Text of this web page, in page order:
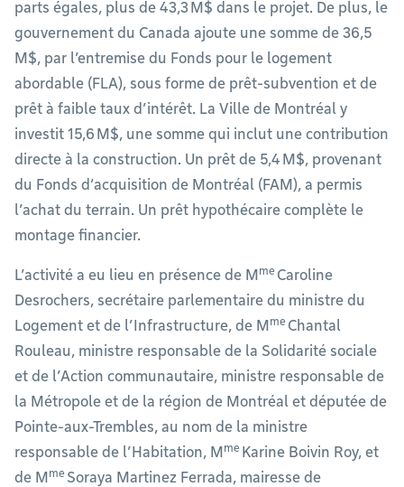
parts égales, plus de 43,3 M$ dans le projet. De plus, le
gouvernement du Canada ajoute une somme de 36,5
M$, par l’entremise du Fonds pour le logement
abordable (FLA), sous forme de prêt-subvention et de
prêt à faible taux d’intérêt. La Ville de Montréal y
investit 15,6 M$, une somme qui inclut une contribution
directe à la construction. Un prêt de 5,4 M$, provenant
du Fonds d’acquisition de Montréal (FAM), a permis
l’achat du terrain. Un prêt hypothécaire complète le
montage financier.
L’activité a eu lieu en présence de Mme Caroline
Desrochers, secrétaire parlementaire du ministre du
Logement et de l’Infrastructure, de Mme Chantal
Rouleau, ministre responsable de la Solidarité sociale
et de l’Action communautaire, ministre responsable de
la Métropole et de la région de Montréal et députée de
Pointe-aux-Trembles, au nom de la ministre
responsable de l’Habitation, Mme Karine Boivin Roy, et
de Mme Soraya Martinez Ferrada, mairesse de